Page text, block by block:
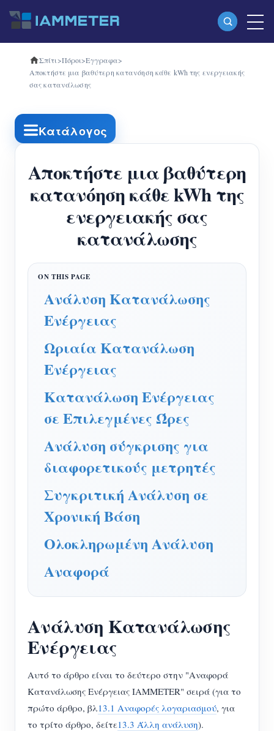
Προϊόντα
Μονοφασικός μετρητής ενέργειας Wi-Fi
(WEM3080)
Τριφασικός μετρητής ενέργειας Wi-Fi
Τριφασικός μετρητής ενέργειας Wi-Fi
(WEM3046T)
Τριφασικός μετρητής ενέργειας Wi-Fi
Ελεγκτής ισχύος WiFi
IAMMETER Cloud Pro
Υπηρεσία αυτο-φιλοξενίας
Φορτιστής EV
IAMMETER Simulator
Εικονικός μετρητής
Σύστημα Πρόβλεψης και Προσομοίωσης
Ενέργειας
Εφαρμογές
Επιτηρητής ενέργειας ηλιακού φωτοβολταϊκού
συστήματος
Παρακολούθηση Χρήσης Ηλεκτρικής Ενέργειας
Κατάστημα
Πόροι
Γρήγορη εκκίνηση προϊόντος
Νέα
Blogs
Κοινότητα
Προγραμματιστής
Εξερευνώ
Επικοινωνία
Σχετικά με εμάς
Σπίτι>Πόροι>Εγγραφα>
Αποκτήστε μια βαθύτερη κατανόηση κάθε kWh της ενεργειακής
σας κατανάλωσης
Κατάλογος
Αποκτήστε μια βαθύτερη
κατανόηση κάθε kWh της
ενεργειακής σας
κατανάλωσης
Ανάλυση Κατανάλωσης
Ενέργειας
Ωριαία Κατανάλωση
Ενέργειας
Κατανάλωση Ενέργειας
σε Επιλεγμένες Ώρες
Ανάλυση σύγκρισης για
διαφορετικούς μετρητές
Συγκριτική Ανάλυση σε
Χρονική Βάση
Ολοκληρωμένη Ανάλυση
Αναφορά
Ανάλυση Κατανάλωσης
Ενέργειας
Αυτό το άρθρο είναι το δεύτερο στην "Αναφορά
Κατανάλωσης Ενέργειας IAMMETER" σειρά (για το
πρώτο άρθρο, βλ13.1 Αναφορές λογαριασμού, για
το τρίτο άρθρο, δείτε13.3 Άλλη ανάλυση).